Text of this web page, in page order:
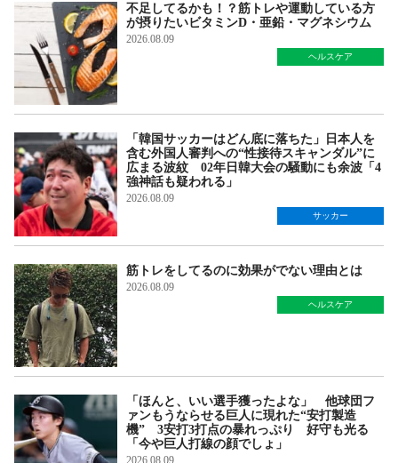
不足してるかも！？筋トレや運動している方
が摂りたいビタミンD・亜鉛・マグネシウム
2026.08.09
ヘルスケア
「韓国サッカーはどん底に落ちた」日本人を
含む外国人審判への“性接待スキャンダル”に
広まる波紋 02年日韓大会の騒動にも余波「4
強神話も疑われる」
2026.08.09
サッカー
筋トレをしてるのに効果がでない理由とは
2026.08.09
ヘルスケア
「ほんと、いい選手獲ったよな」 他球団フ
ァンもうならせる巨人に現れた“安打製造
機” 3安打3打点の暴れっぷり 好守も光る
「今や巨人打線の顔でしょ」